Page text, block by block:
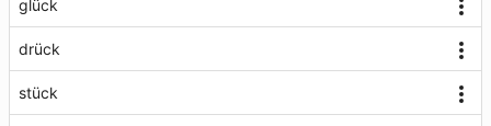
glück
drück
stück